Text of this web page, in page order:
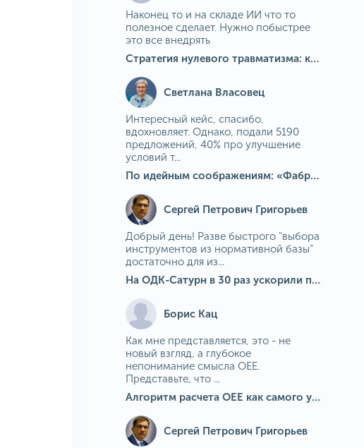
Наконец то и на складе ИИ что то
полезное сделает. Нужно побыстрее
это все внедрять
Стратегия нулевого травматизма: как ИИ-камеры Camkord снижают риск наезда на пешехода при работе на погрузчике
Светлана Власовец
Интересный кейс, спасибо,
вдохновляет. Однако, подали 5190
предложений, 40% про улучшение
условий т...
По идейным соображениям: «Фабрика идей» на МГОКе
Сергей Петрович Григорьев
Добрый день! Разве быстрого "выбора
инструментов из нормативной базы"
достаточно для из...
На ОДК-Сатурн в 30 раз ускорили подбор средств измерения для контроля качества продукции
Борис Кац
Как мне представляется, это - не
новый взгляд, а глубокое
непонимание смысла OEE.
Представьте, что ...
Алгоритм расчета ОЕЕ как самого универсального и современного показателя эффективности оборудования в мире
Сергей Петрович Григорьев